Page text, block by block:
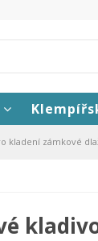
kladení zámkové